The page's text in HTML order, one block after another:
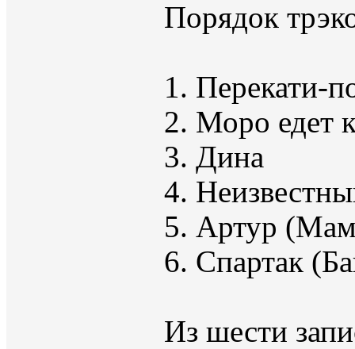
Порядок
1. Перекати-
2. Моро едет
3. Дина
4.
5. Артур
6. Спартак
Из шести